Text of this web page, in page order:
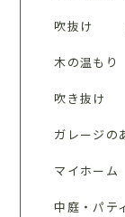
吹抜け
木の温もり
吹き抜け
ガレージの
マイホーム
中庭・パテ